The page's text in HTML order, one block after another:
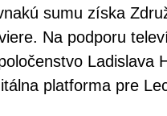
sumu získa
Na podporu
Ladislava
platforma pre